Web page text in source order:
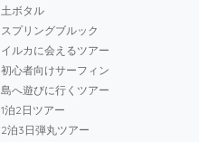
土ボタル
スプリングブルック
イルカに会えるツアー
初心者向けサーフィン
島へ遊びに行くツアー
1泊2日ツアー
2泊3日弾丸ツアー